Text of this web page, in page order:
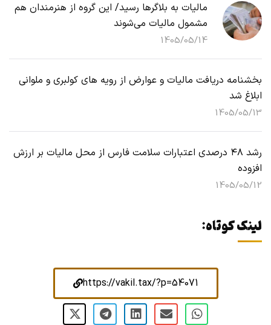
مالیات به بلاگرها رسید/ این گروه از هنرمندان هم
مشمول مالیات می‌شوند
1405/05/14
بخشنامه دریافت مالیات و عوارض از رویه های کولبری و ملوانی
ابلاغ شد
1405/05/13
رشد ۴۸ درصدی اعتبارات سلامت فارس از محل مالیات بر ارزش
افزوده
1405/05/12
لینک کوتاه:
https://vakil.tax/?p=54071